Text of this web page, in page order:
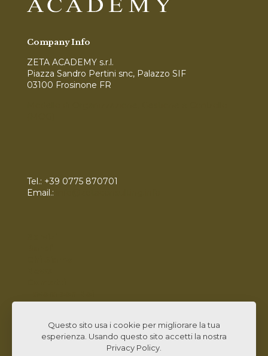
Company Info
ZETA ACADEMY s.r.l.
Piazza Sandro Pertini snc, Palazzo SIF
03100 Frosinone FR
Tel.: +39 0775 870701
Email.:
Questo sito usa i cookie per migliorare la tua
esperienza. Usando questo sito accetti la nostra
Privacy Policy